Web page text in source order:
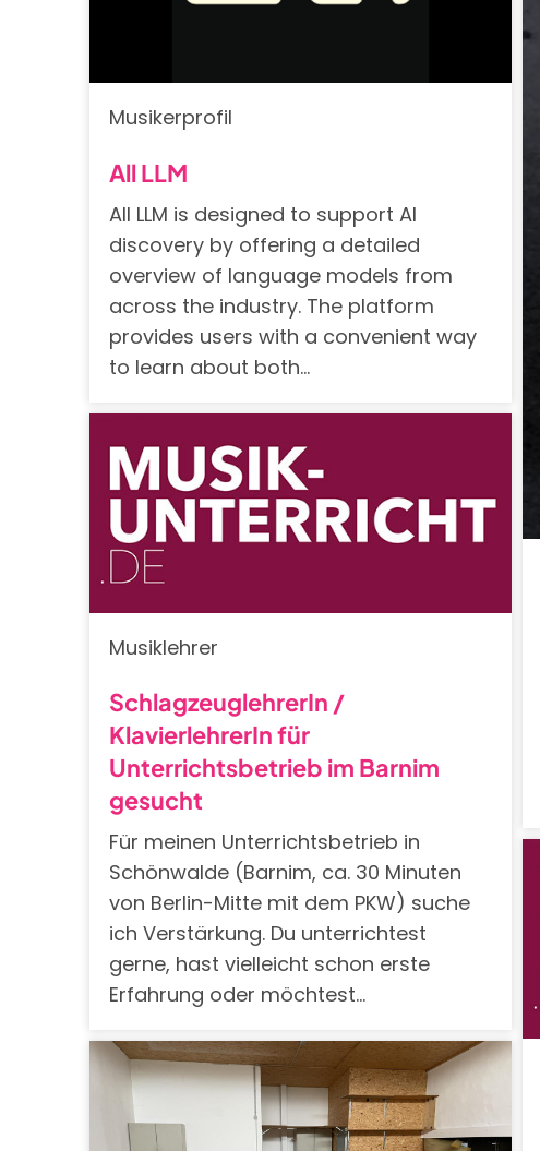
Musikerprofil
All LLM
All LLM is designed to support AI
discovery by offering a detailed
overview of language models from
across the industry. The platform
provides users with a convenient way
to learn about both…
Musiklehrer
SchlagzeuglehrerIn /
KlavierlehrerIn für
Unterrichtsbetrieb im Barnim
gesucht
Für meinen Unterrichtsbetrieb in
Schönwalde (Barnim, ca. 30 Minuten
von Berlin-Mitte mit dem PKW) suche
ich Verstärkung. Du unterrichtest
gerne, hast vielleicht schon erste
Erfahrung oder möchtest…